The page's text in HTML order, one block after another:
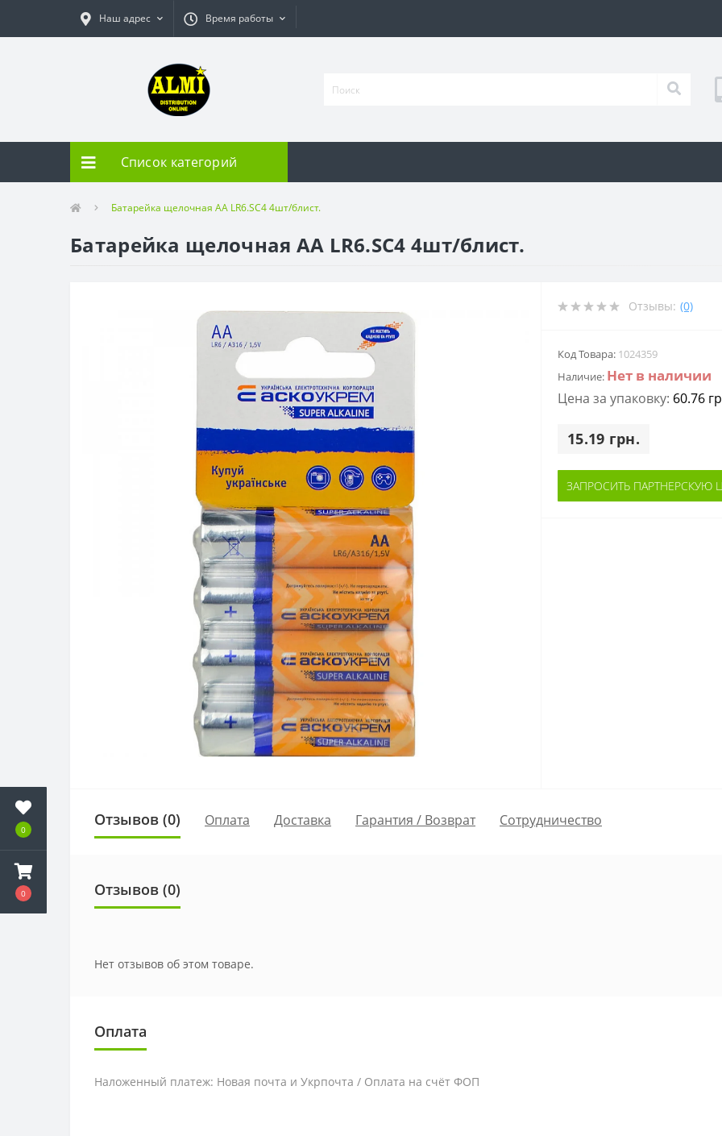
0
0
Наш адрес Время работы
Список категорий
Батарейка щелочная АА LR6.SC4 4шт/блист.
Батарейка щелочная АА LR6.SC4 4шт/блист.
Отзывы: (0)
Код Товара: 1024359
Наличие: Нет в наличии
Цена за упаковку: 60.76
15.19 грн.
ЗАПРОСИТЬ ПАРТНЕРСКУЮ
Отзывов (0) Оплата Доставка Гарантия / Возврат Сотрудничество
Отзывов (0)
Нет отзывов об этом товаре.
Оплата
Наложенный платеж: Новая почта и Укрпочта / Оплата на счёт ФОП